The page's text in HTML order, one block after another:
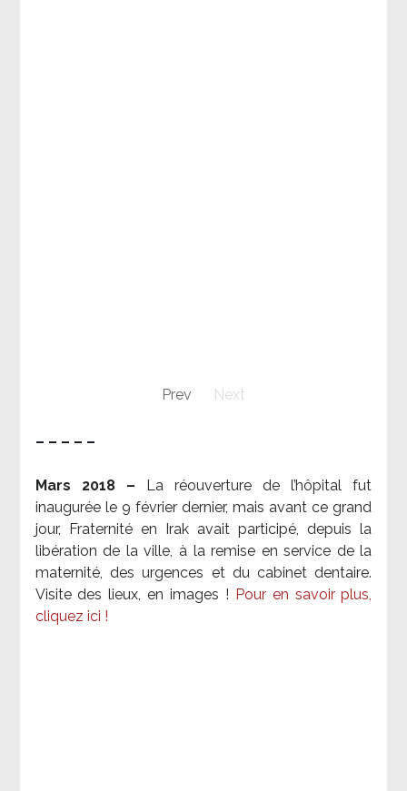
Prev Next
– – – – –
Mars 2018 –
La réouverture de l’hôpital fut
inaugurée le 9 février dernier, mais avant ce grand
jour, Fraternité en Irak avait participé, depuis la
libération de la ville, à la remise en service de la
maternité, des urgences et du cabinet dentaire.
Visite des lieux, en images ! Pour en savoir plus,
cliquez ici !